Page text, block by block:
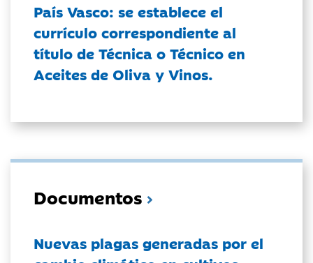
País Vasco: se establece el
currículo correspondiente al
título de Técnica o Técnico en
Aceites de Oliva y Vinos.
Documentos
Nuevas plagas generadas por el